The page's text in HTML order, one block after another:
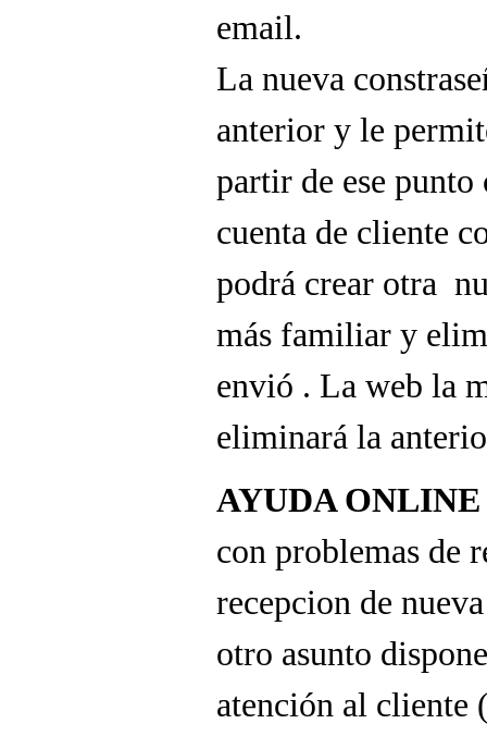
email.
La nueva
anterior y le
partir de ese punto
cuenta de cliente
podrá crear otra
más familiar y
envió . La web la
eliminará la
AYUDA ONLINE
con problemas de
recepcion de
otro asunto
atención al cliente